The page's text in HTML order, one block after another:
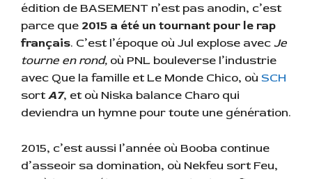
édition de BASEMENT n’est pas anodin, c’est
parce que 2015 a été un tournant pour le rap
français. C’est l’époque où Jul explose avecJe
tourne en rond, où PNL bouleverse l’industrie
avec Que la famille et Le Monde Chico, où SCH
sortA7, et où Niska balance Charo qui
deviendra un hymne pour toute une génération.
2015, c’est aussi l’année où Booba continue
d’asseoir sa domination, où Nekfeu sort Feu,